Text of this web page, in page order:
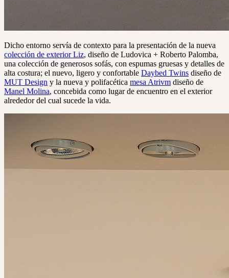
Dicho entorno servía de contexto para la presentación de la nueva
colección de exterior Liz, diseño de Ludovica + Roberto Palomba,
una colección de generosos sofás, con espumas gruesas y detalles de
alta costura; el nuevo, ligero y confortable Daybed Twins diseño de
MUT Design y la nueva y polifacética mesa Atrivm diseño de
Manel Molina, concebida como lugar de encuentro en el exterior
alrededor del cual sucede la vida.